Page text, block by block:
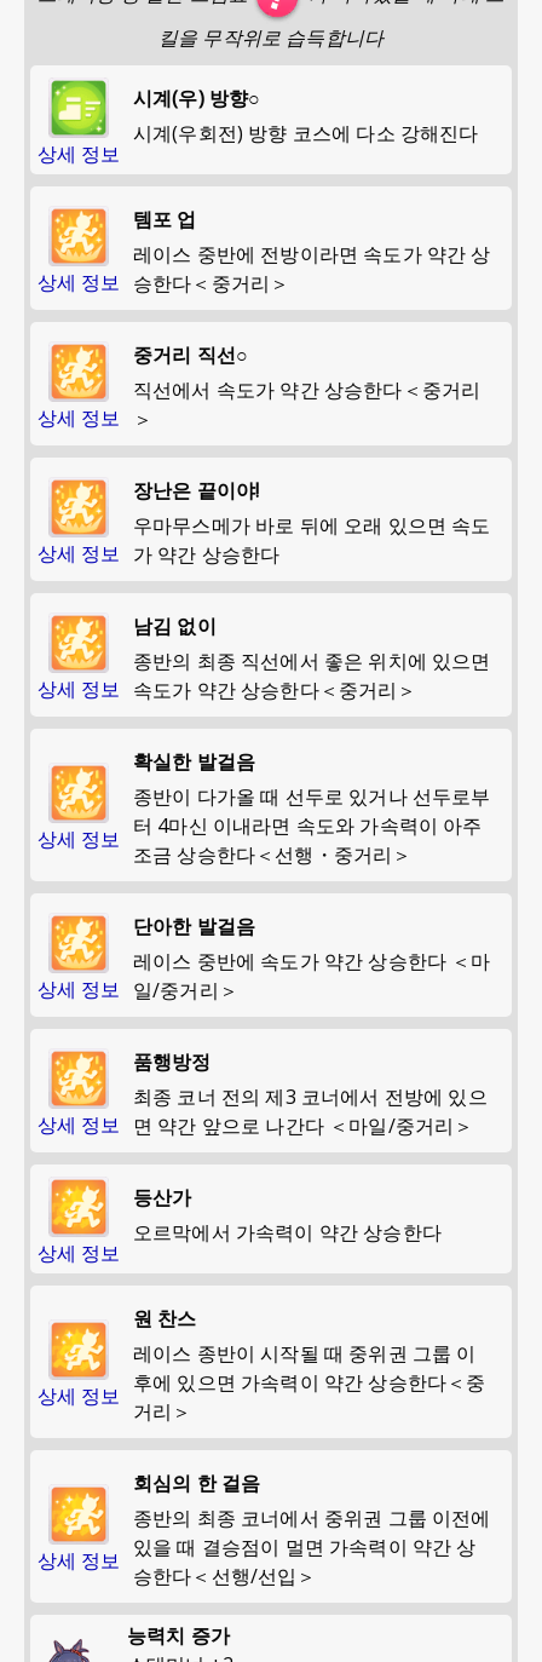
킬을 무작위로 습득합니다
상세 정보
시계(우) 방향○
시계(우회전) 방향 코스에 다소 강해진다
상세 정보
템포 업
레이스 중반에 전방이라면 속도가 약간 상
승한다＜중거리＞
상세 정보
중거리 직선○
직선에서 속도가 약간 상승한다＜중거리
＞
상세 정보
장난은 끝이야!
우마무스메가 바로 뒤에 오래 있으면 속도
가 약간 상승한다
상세 정보
남김 없이
종반의 최종 직선에서 좋은 위치에 있으면
속도가 약간 상승한다＜중거리＞
상세 정보
확실한 발걸음
종반이 다가올 때 선두로 있거나 선두로부
터 4마신 이내라면 속도와 가속력이 아주
조금 상승한다＜선행・중거리＞
상세 정보
단아한 발걸음
레이스 중반에 속도가 약간 상승한다 ＜마
일/중거리＞
상세 정보
품행방정
최종 코너 전의 제3 코너에서 전방에 있으
면 약간 앞으로 나간다 ＜마일/중거리＞
상세 정보
등산가
오르막에서 가속력이 약간 상승한다
상세 정보
원 찬스
레이스 종반이 시작될 때 중위권 그룹 이
후에 있으면 가속력이 약간 상승한다＜중
거리＞
상세 정보
회심의 한 걸음
종반의 최종 코너에서 중위권 그룹 이전에
있을 때 결승점이 멀면 가속력이 약간 상
승한다＜선행/선입＞
능력치 증가